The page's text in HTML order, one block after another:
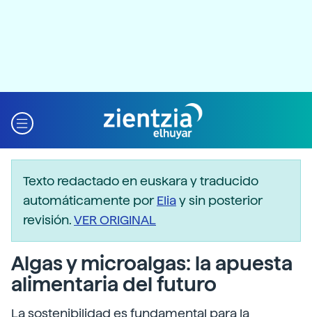
Texto redactado en euskara y traducido
automáticamente porEliay sin posterior
revisión.VER ORIGINAL
Algas y microalgas: la apuesta
alimentaria del futuro
La sostenibilidad es fundamental para la